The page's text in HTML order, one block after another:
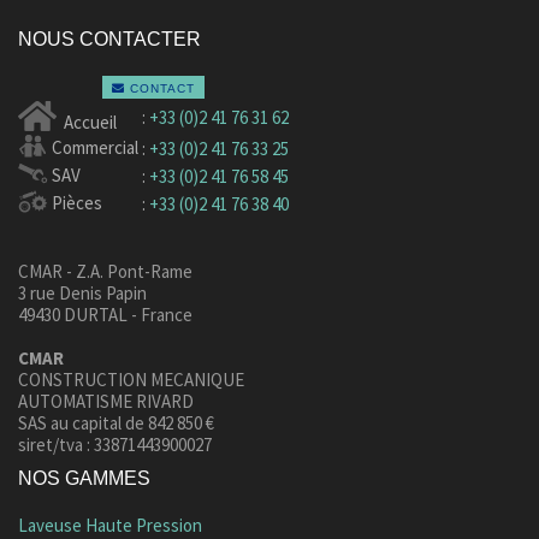
NOUS CONTACTER
CONTACT
Accueil : +33 (0)2 41 76 31 62
Commercial : +33 (0)2 41 76 33 25
SAV
: +33 (0)2 41 76 58 45
Pièces
: +33 (0)2 41 76 38 40
CMAR - Z.A. Pont-Rame
3 rue Denis Papin
49430 DURTAL - France
CMAR
CONSTRUCTION MECANIQUE
AUTOMATISME RIVARD
SAS au capital de 842 850 €
siret/tva : 33871443900027
NOS GAMMES
Laveuse Haute Pression